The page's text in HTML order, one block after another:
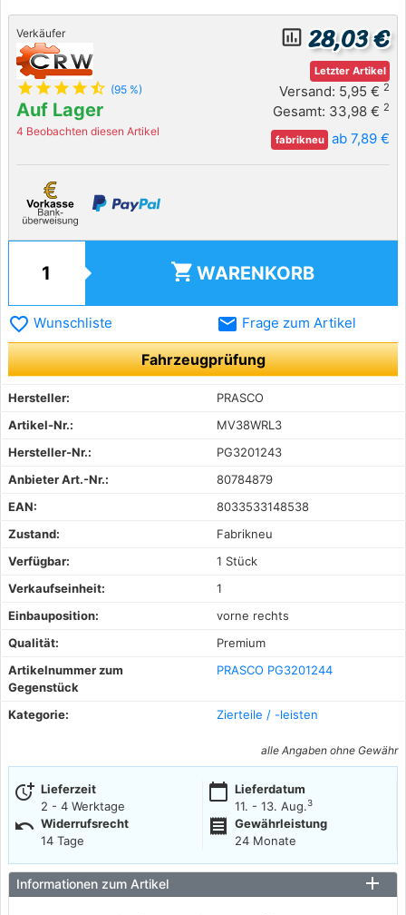
Verkäufer
star star star star star_half (95 %)
Auf Lager
4 Beobachten diesen Artikel
insert_chart_outlined 28,03 €
Letzter Artikel
Versand: 5,95 € 2
Gesamt: 33,98 € 2
fabrikneu ab 7,89 €
shopping_cart WARENKORB
favorite_border Wunschliste email Frage zum Artikel
Fahrzeugprüfung
Hersteller:
PRASCO
Artikel-Nr.:
MV38WRL3
Hersteller-Nr.:
PG3201243
Anbieter Art.-Nr.:
80784879
EAN:
8033533148538
Zustand:
Fabrikneu
Verfügbar:
1 Stück
Verkaufseinheit:
1
Einbauposition:
vorne rechts
Qualität:
Premium
Artikelnummer zum
Gegenstück
PRASCO PG3201244
Kategorie: Zierteile / -leisten
alle Angaben ohne Gewähr
more_time Lieferzeit
2 - 4 Werktage
calendar_today Lieferdatum
11. - 13. Aug.3
undo Widerrufsrecht
14 Tage
receipt
Gewährleistung
24 Monate
Informationen zum Artikel